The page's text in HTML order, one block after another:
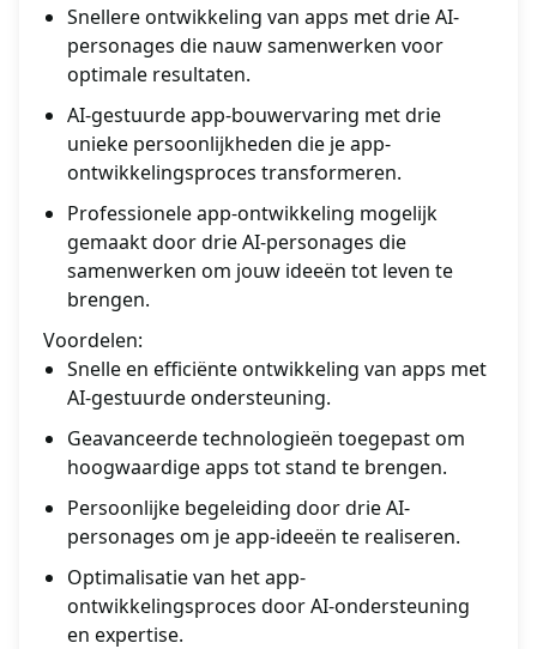
Snellere ontwikkeling van apps met drie AI-
personages die nauw samenwerken voor
optimale resultaten.
AI-gestuurde app-bouwervaring met drie
unieke persoonlijkheden die je app-
ontwikkelingsproces transformeren.
Professionele app-ontwikkeling mogelijk
gemaakt door drie AI-personages die
samenwerken om jouw ideeën tot leven te
brengen.
Voordelen:
Snelle en efficiënte ontwikkeling van apps met
AI-gestuurde ondersteuning.
Geavanceerde technologieën toegepast om
hoogwaardige apps tot stand te brengen.
Persoonlijke begeleiding door drie AI-
personages om je app-ideeën te realiseren.
Optimalisatie van het app-
ontwikkelingsproces door AI-ondersteuning
en expertise.